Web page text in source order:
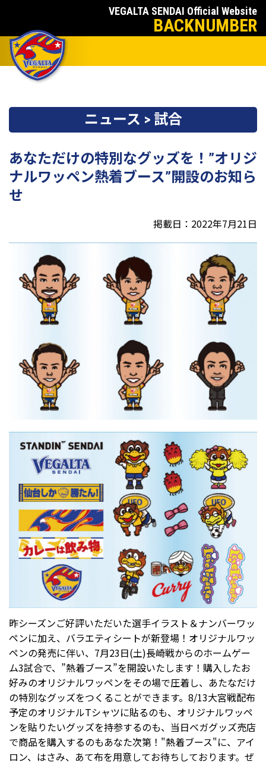
VEGALTA SENDAI Official Website
BACKNUMBER
ニュース > 試合
あなただけの特別なグッズを！”オリジ
ナルワッペン熱着ブース”開設のお知ら
せ
掲載日：2022年7月21日
昨シーズンご好評いただいた選手イラスト＆ナンバーワッ
ペンに加え、バラエティシートが新登場！オリジナルワッ
ペンの発売に伴い、7月23日(土)長崎戦からのホームゲー
ム3試合で、”熱着ブース”を開設いたします！購入したお
好みのオリジナルワッペンをその場で圧着し、あたなだけ
の特別なグッズをつくることができます。8/13大宮戦配布
予定のオリジナルTシャツに貼るのも、オリジナルワッペ
ンを貼りたいグッズを持参するのも、当日ベガグッズ売店
で商品を購入するのもあなた次第！"熱着ブース"に、アイ
ロン、はさみ、あて布を用意してお待ちしております。ぜ